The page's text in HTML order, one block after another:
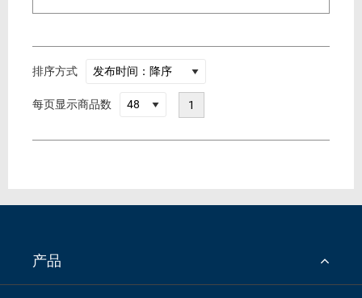
排序方式
每页显示商品数 1
产品